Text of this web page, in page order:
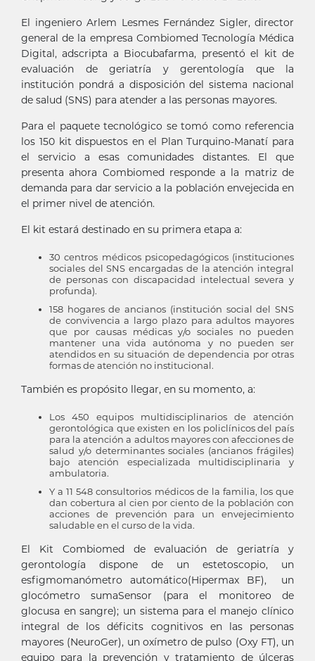
El ingeniero Arlem Lesmes Fernández Sigler, director
general de la empresa Combiomed Tecnología Médica
Digital, adscripta a Biocubafarma, presentó el kit de
evaluación de geriatría y gerentología que la
institución pondrá a disposición del sistema nacional
de salud (SNS) para atender a las personas mayores.
Para el paquete tecnológico se tomó como referencia
los 150 kit dispuestos en el Plan Turquino-Manatí para
el servicio a esas comunidades distantes. El que
presenta ahora Combiomed responde a la matriz de
demanda para dar servicio a la población envejecida en
el primer nivel de atención.
El kit estará destinado en su primera etapa a:
30 centros médicos psicopedagógicos (instituciones
sociales del SNS encargadas de la atención integral
de personas con discapacidad intelectual severa y
profunda).
158 hogares de ancianos (institución social del SNS
de convivencia a largo plazo para adultos mayores
que por causas médicas y/o sociales no pueden
mantener una vida autónoma y no pueden ser
atendidos en su situación de dependencia por otras
formas de atención no institucional.
También es propósito llegar, en su momento, a:
Los 450 equipos multidisciplinarios de atención
gerontológica que existen en los policlínicos del país
para la atención a adultos mayores con afecciones de
salud y/o determinantes sociales (ancianos frágiles)
bajo atención especializada multidisciplinaria y
ambulatoria.
Y a 11 548 consultorios médicos de la familia, los que
dan cobertura al cien por ciento de la población con
acciones de prevención para un envejecimiento
saludable en el curso de la vida.
El Kit Combiomed de evaluación de geriatría y
gerontología dispone de un estetoscopio, un
esfigmomanómetro automático(Hipermax BF), un
glocómetro sumaSensor (para el monitoreo de
glocusa en sangre); un sistema para el manejo clínico
integral de los déficits cognitivos en las personas
mayores (NeuroGer), un oxímetro de pulso (Oxy FT), un
equipo para la prevención y tratamiento de úlceras